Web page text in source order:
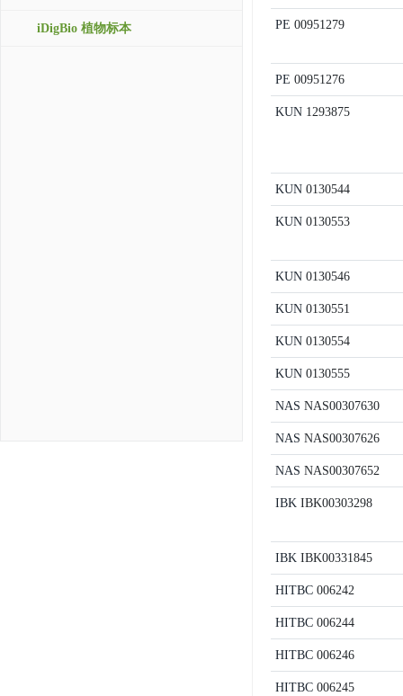
iDigBio 植物标本 PE 00951279
PE 00951276
KUN 1293875
KUN 0130544
KUN 0130553
KUN 0130546
KUN 0130551
KUN 0130554
KUN 0130555
NAS NAS00307630
NAS NAS00307626
NAS NAS00307652
IBK IBK00303298
IBK IBK00331845
HITBC 006242
HITBC 006244
HITBC 006246
HITBC 006245